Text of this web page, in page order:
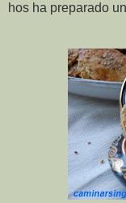
hos ha preparado